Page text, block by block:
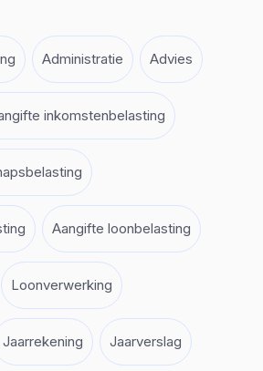
Administratie Advies
inkomstenbelasting
Aangifte loonbelasting
Loonverwerking
Jaarrekening Jaarverslag